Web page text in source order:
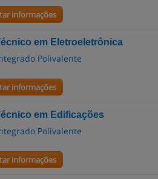
informações
em Eletroeletrônica
Polivalente
informações
em Edificações
Polivalente
informações